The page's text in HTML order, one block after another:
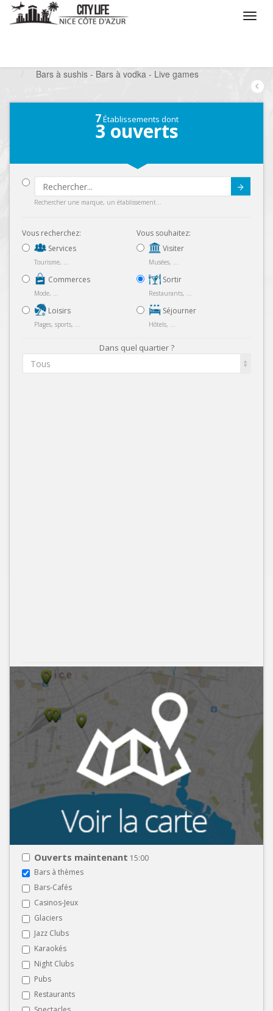
Bars à sushis - Bars à vodka - Live games
7Établissements dont
3 ouverts
Rechercher une marque, un établissement...
Vous recherchez:
Services
Tourisme, ...
Commerces
Mode, ...
Loisirs
Plages, sports, ...
Vous souhaitez:
Visiter
Musées, ...
Sortir
Restaurants, ...
Séjourner
Hôtels, ...
Dans quel quartier ?
Tous
Ouverts maintenant 15:00
Bars à thèmes
Bars-Cafés
Casinos-Jeux
Glaciers
Jazz Clubs
Karaokés
Night Clubs
Pubs
Restaurants